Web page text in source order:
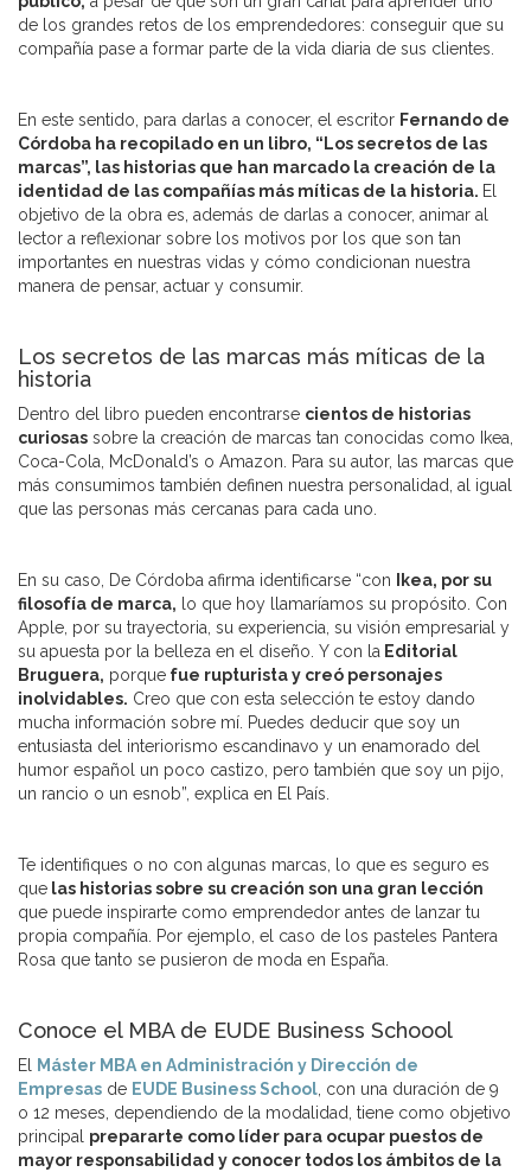
de los grandes retos de los emprendedores: conseguir que su
compañía pase a formar parte de la vida diaria de sus clientes.
En este sentido, para darlas a conocer, el escritor Fernando de
Córdoba ha recopilado en un libro, “Los secretos de las
marcas”, las historias que han marcado la creación de la
identidad de las compañías más míticas de la historia. El
objetivo de la obra es, además de darlas a conocer, animar al
lector a reflexionar sobre los motivos por los que son tan
importantes en nuestras vidas y cómo condicionan nuestra
manera de pensar, actuar y consumir.
Los secretos de las marcas más míticas de la
historia
Dentro del libro pueden encontrarse cientos de historias
curiosas sobre la creación de marcas tan conocidas como Ikea,
Coca-Cola, McDonald’s o Amazon. Para su autor, las marcas que
más consumimos también definen nuestra personalidad, al igual
que las personas más cercanas para cada uno.
En su caso, De Córdoba afirma identificarse “con
Ikea, por su
filosofía de marca, lo que hoy llamaríamos su propósito. Con
Apple, por su trayectoria, su experiencia, su visión empresarial y
su apuesta por la belleza en el diseño. Y con la Editorial
Bruguera, porque fue rupturista y creó personajes
inolvidables. Creo que con esta selección te estoy dando
mucha información sobre mí. Puedes deducir que soy un
entusiasta del interiorismo escandinavo y un enamorado del
humor español un poco castizo, pero también que soy un pijo,
un rancio o un esnob”, explica en El País.
Te identifiques o no con algunas marcas, lo que es seguro es
que las historias sobre su creación son una gran lección
que puede inspirarte como emprendedor antes de lanzar tu
propia compañía. Por ejemplo, el caso de los pasteles Pantera
Rosa que tanto se pusieron de moda en España.
Conoce el MBA de EUDE Business Schoool
El Máster MBA en Administración y Dirección de
Empresas de EUDE Business School, con una duración de 9
o 12 meses, dependiendo de la modalidad, tiene como objetivo
principal prepararte como líder para ocupar puestos de
mayor responsabilidad y conocer todos los ámbitos de la